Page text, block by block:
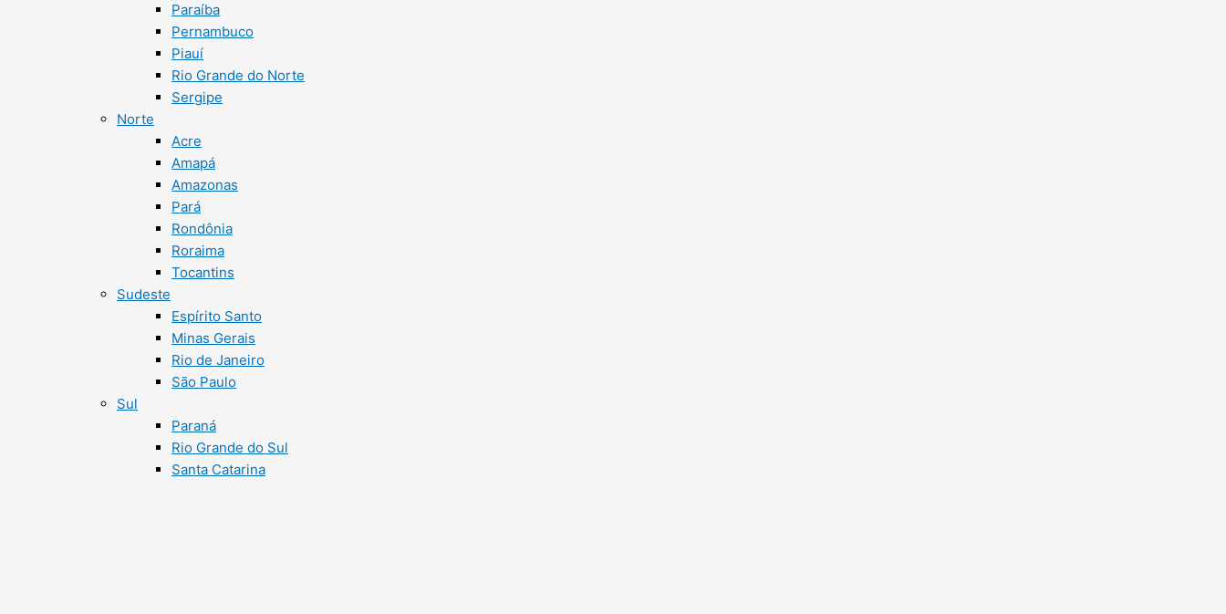
Paraíba
Pernambuco
Piauí
Rio Grande do Norte
Sergipe
Norte
Acre
Amapá
Amazonas
Pará
Rondônia
Roraima
Tocantins
Sudeste
Espírito Santo
Minas Gerais
Rio de Janeiro
São Paulo
Sul
Paraná
Rio Grande do Sul
Santa Catarina